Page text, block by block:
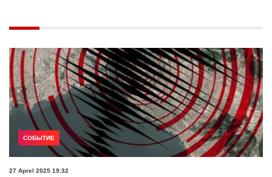
СОБЫТИЕ
27 Aprel 2025 19:32